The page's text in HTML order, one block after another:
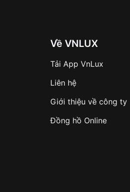
Về VNLUX
Tải App VnLux
Liên hệ
Giới thiệu về công ty
Đồng hồ Online